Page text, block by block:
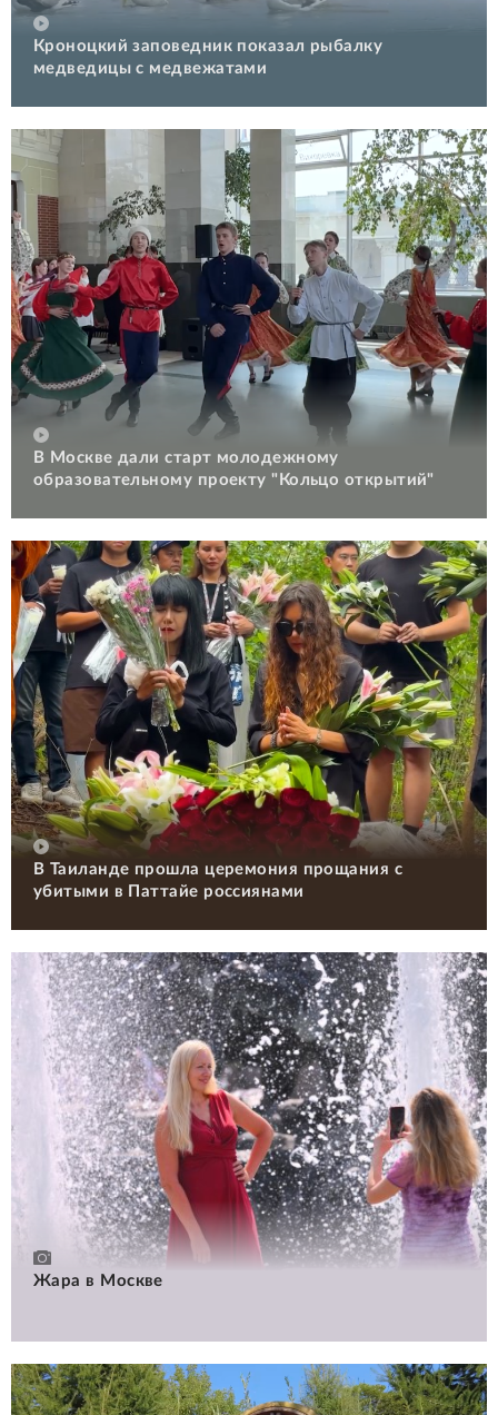
Кроноцкий заповедник показал рыбалку
медведицы с медвежатами
В Москве дали старт молодежному
образовательному проекту "Кольцо открытий"
В Таиланде прошла церемония прощания с
убитыми в Паттайе россиянами
Жара в Москве